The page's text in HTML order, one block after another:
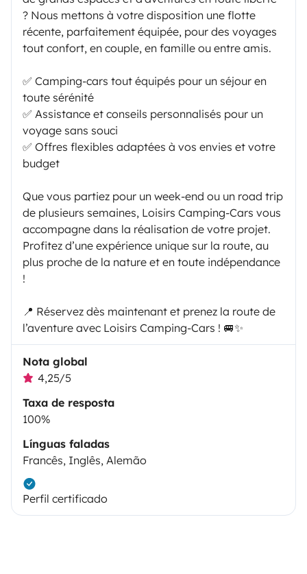
? Nous mettons à votre disposition une flotte
récente, parfaitement équipée, pour des voyages
tout confort, en couple, en famille ou entre amis.
✅ Camping-cars tout équipés pour un séjour en
toute sérénité
✅ Assistance et conseils personnalisés pour un
voyage sans souci
✅ Offres flexibles adaptées à vos envies et votre
budget
Que vous partiez pour un week-end ou un road trip
de plusieurs semaines, Loisirs Camping-Cars vous
accompagne dans la réalisation de votre projet.
Profitez d’une expérience unique sur la route, au
plus proche de la nature et en toute indépendance
!
📍 Réservez dès maintenant et prenez la route de
l’aventure avec Loisirs Camping-Cars ! 🚐✨
Nota global
4,25/5
Taxa de resposta
100%
Línguas faladas
Francês, Inglês, Alemão
Perfil certificado